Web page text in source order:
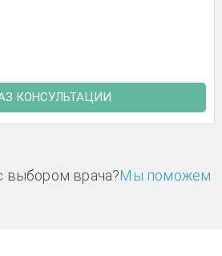
КОНСУЛЬТАЦИИ
выбором врача?Мы поможем